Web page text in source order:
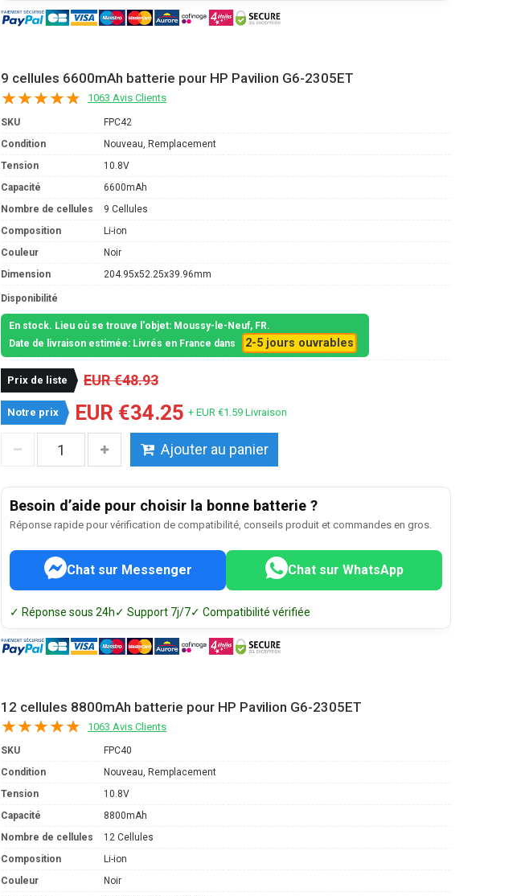
9 cellules 6600mAh batterie pour HP Pavilion G6-2305ET
1063 Avis Clients
SKU
FPC42
Condition
Nouveau, Remplacement
Tension
10.8V
Capacité
6600mAh
Nombre de cellules
9 Cellules
Composition
Li-ion
Couleur
Noir
Dimension
204.95x52.25x39.96mm
Disponibilité
En stock. Lieu où se trouve l'objet: Moussy-le-Neuf, FR.
Date de livraison estimée: Livrés en France dans
2-5 jours ouvrables
Prix de liste EUR €48.93
Notre prix EUR €34.25 + EUR €1.59 Livraison
Ajouter au panier
Besoin d’aide pour choisir la bonne batterie ?
Réponse rapide pour vérification de compatibilité, conseils produit et commandes en gros.
Chat sur Messenger Chat sur WhatsApp
✓ Réponse sous 24h✓ Support 7j/7✓ Compatibilité vérifiée
12 cellules 8800mAh batterie pour HP Pavilion G6-2305ET
1063 Avis Clients
SKU
FPC40
Condition
Nouveau, Remplacement
Tension
10.8V
Capacité
8800mAh
Nombre de cellules
12 Cellules
Composition
Li-ion
Couleur
Noir